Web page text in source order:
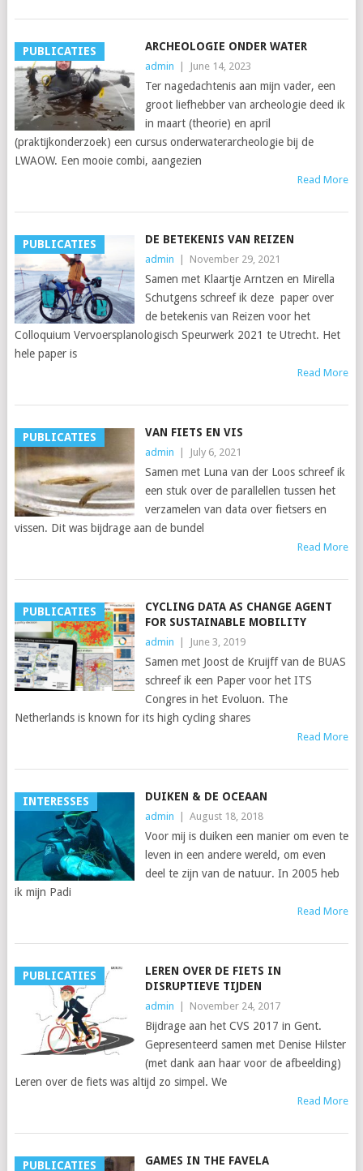
PUBLICATIES ARCHEOLOGIE ONDER WATER
admin | June 14, 2023
Ter nagedachtenis aan mijn vader, een
groot liefhebber van archeologie deed ik
in maart (theorie) en april
(praktijkonderzoek) een cursus onderwaterarcheologie bij de
LWAOW. Een mooie combi, aangezien
Read More
PUBLICATIES DE BETEKENIS VAN REIZEN
admin | November 29, 2021
Samen met Klaartje Arntzen en Mirella
Schutgens schreef ik deze paper over
de betekenis van Reizen voor het
Colloquium Vervoersplanologisch Speurwerk 2021 te Utrecht. Het
hele paper is
Read More
PUBLICATIES VAN FIETS EN VIS
admin | July 6, 2021
Samen met Luna van der Loos schreef ik
een stuk over de parallellen tussen het
verzamelen van data over fietsers en
vissen. Dit was bijdrage aan de bundel
Read More
PUBLICATIES
CYCLING DATA AS CHANGE AGENT
FOR SUSTAINABLE MOBILITY
admin | June 3, 2019
Samen met Joost de Kruijff van de BUAS
schreef ik een Paper voor het ITS
Congres in het Evoluon. The
Netherlands is known for its high cycling shares
Read More
INTERESSES DUIKEN & DE OCEAAN
admin | August 18, 2018
Voor mij is duiken een manier om even te
leven in een andere wereld, om even
deel te zijn van de natuur. In 2005 heb
ik mijn Padi
Read More
PUBLICATIES
LEREN OVER DE FIETS IN
DISRUPTIEVE TIJDEN
admin | November 24, 2017
Bijdrage aan het CVS 2017 in Gent.
Gepresenteerd samen met Denise Hilster
(met dank aan haar voor de afbeelding)
Leren over de fiets was altijd zo simpel. We
Read More
PUBLICATIES GAMES IN THE FAVELA